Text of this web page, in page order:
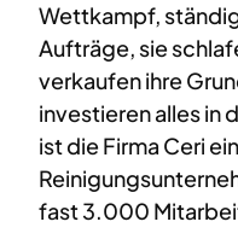
Wettkampf,
Aufträge, sie
verkaufen ihre
investieren alles in
ist die Firma Ceri
fast 3.000